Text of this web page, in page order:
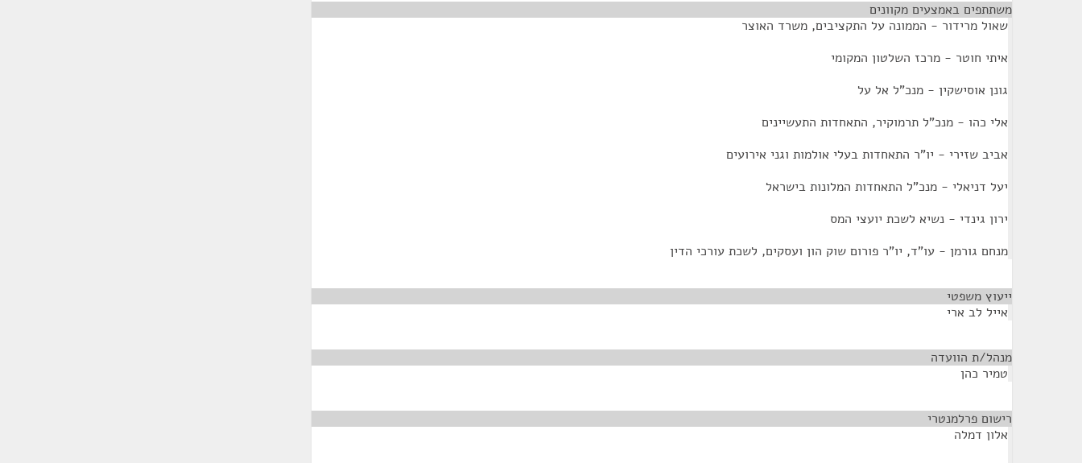
משתתפים באמצעים מקוונים
שאול מרידור - הממונה על התקציבים, משרד האוצר
איתי חוטר - מרכז השלטון המקומי
גונן אוסישקין - מנכ"ל אל על
אלי כהו - מנכ"ל תרמוקיר, התאחדות התעשיינים
אביב שזירי - יו"ר התאחדות בעלי אולמות וגני אירועים
יעל דניאלי - מנכ"ל התאחדות המלונות בישראל
ירון גינדי - נשיא לשכת יועצי המס
מנחם גורמן - עו"ד, יו"ר פורום שוק הון ועסקים, לשכת עורכי הדין
ייעוץ משפטי
אייל לב ארי
מנהל/ת הוועדה
טמיר כהן
רישום פרלמנטרי
אלון דמלה